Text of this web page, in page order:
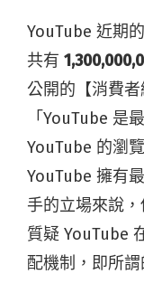
YouTube 近期
共有
公開的【消費
「YouTube 是
YouTube 的瀏
YouTube 擁有
手的立場來說
質疑 YouTube
配機制，即所